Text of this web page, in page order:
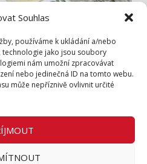
Souhlas
používáme k ukládání a/nebo
jako jsou soubory
nám umožní zpracovávat
nebo jedinečná ID na tomto webu.
může nepříznivě ovlivnit určité
o penězích
(EU)
osobních údajů
periodiku